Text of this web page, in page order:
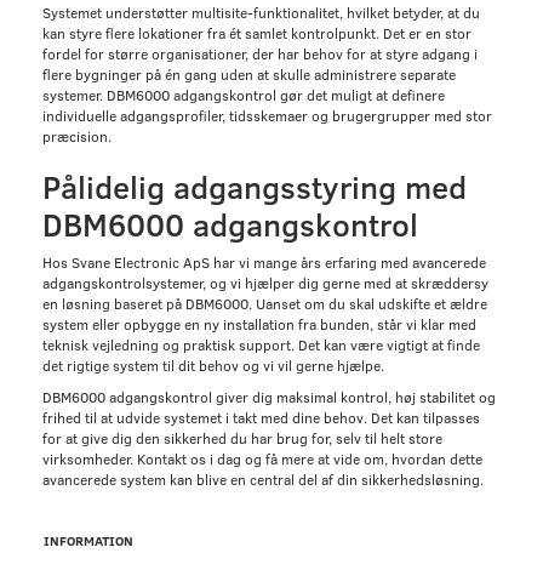
Systemet understøtter multisite-funktionalitet, hvilket betyder, at du
kan styre flere lokationer fra ét samlet kontrolpunkt. Det er en stor
fordel for større organisationer, der har behov for at styre adgang i
flere bygninger på én gang uden at skulle administrere separate
systemer. DBM6000 adgangskontrol gør det muligt at definere
individuelle adgangsprofiler, tidsskemaer og brugergrupper med stor
præcision.
Pålidelig adgangsstyring med
DBM6000 adgangskontrol
Hos Svane Electronic ApS har vi mange års erfaring med avancerede
adgangskontrolsystemer, og vi hjælper dig gerne med at skræddersy
en løsning baseret på DBM6000. Uanset om du skal udskifte et ældre
system eller opbygge en ny installation fra bunden, står vi klar med
teknisk vejledning og praktisk support. Det kan være vigtigt at finde
det rigtige system til dit behov og vi vil gerne hjælpe.
DBM6000 adgangskontrol giver dig maksimal kontrol, høj stabilitet og
frihed til at udvide systemet i takt med dine behov. Det kan tilpasses
for at give dig den sikkerhed du har brug for, selv til helt store
virksomheder. Kontakt os i dag og få mere at vide om, hvordan dette
avancerede system kan blive en central del af din sikkerhedsløsning.
INFORMATION